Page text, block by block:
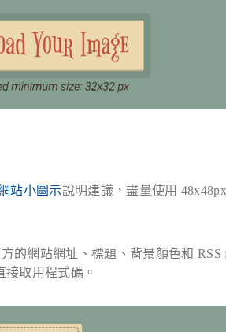
站小圖示說明建議，盡量使用 48x48px
的網站網址、標題、背景顏色和 RSS
取用程式碼。